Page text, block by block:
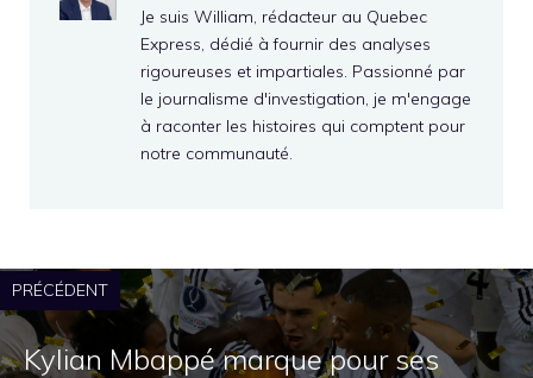
Je suis William, rédacteur au Quebec
Express, dédié à fournir des analyses
rigoureuses et impartiales. Passionné par
le journalisme d'investigation, je m'engage
à raconter les histoires qui comptent pour
notre communauté.
PRÉCÉDENT
Kylian Mbappé marque pour ses